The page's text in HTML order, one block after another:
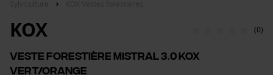
KOX (0)
Veste forestière Mistral 3.0 KOX
vert/orange